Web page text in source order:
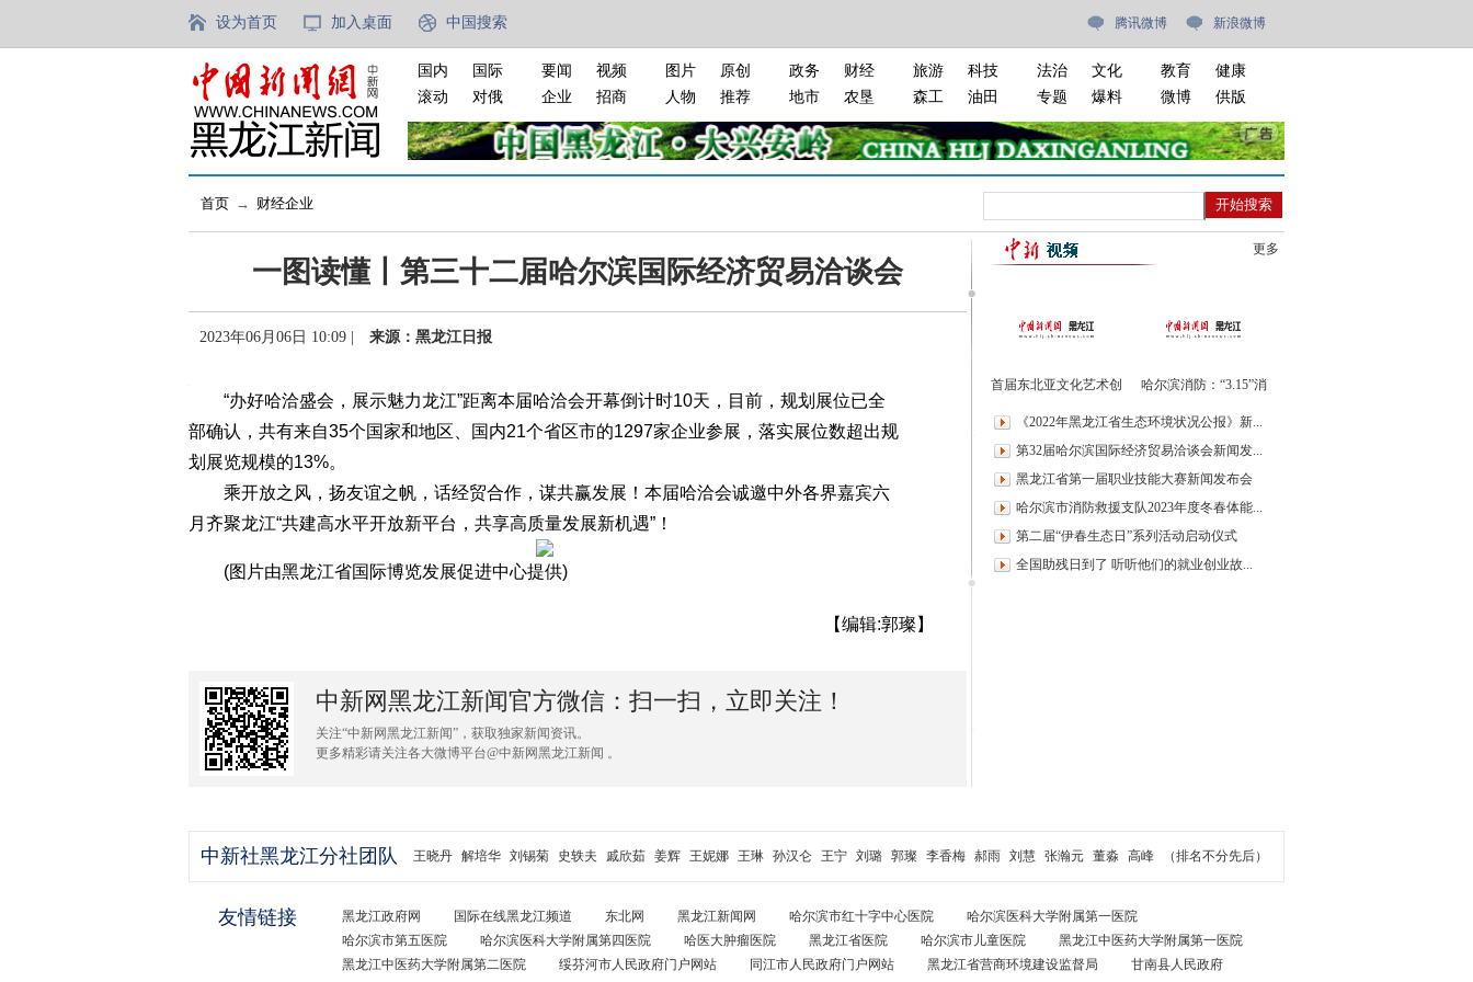
设为首页 加入桌面 中国搜索 腾讯微博 新浪微博
国内
国际
滚动
对俄
要闻
视频
企业
招商
图片
原创
人物
推荐
政务
财经
地市
农垦
旅游
科技
森工
油田
法治
文化
专题
爆料
教育
健康
微博
供版
首页 → 财经企业
一图读懂丨第三十二届哈尔滨国际经济贸易洽谈会
2023年06月06日 10:09 | 来源：黑龙江日报
“办好哈洽盛会，展示魅力龙江”距离本届哈洽会开幕倒计时10天，目前，规划展位已全
部确认，共有来自35个国家和地区、国内21个省区市的1297家企业参展，落实展位数超出规
划展览规模的13%。
乘开放之风，扬友谊之帆，话经贸合作，谋共赢发展！本届哈洽会诚邀中外各界嘉宾六
月齐聚龙江“共建高水平开放新平台，共享高质量发展新机遇”！
(图片由黑龙江省国际博览发展促进中心提供)
【编辑:郭璨】
中新网黑龙江新闻官方微信：扫一扫，立即关注！
关注“中新网黑龙江新闻”，获取独家新闻资讯。
更多精彩请关注各大微博平台@中新网黑龙江新闻 。
更多
首届东北亚文化艺术创
幕
哈尔滨消防：“3.15”消
安全“科普月”活动
《2022年黑龙江省生态环境状况公报》新...
第32届哈尔滨国际经济贸易洽谈会新闻发...
黑龙江省第一届职业技能大赛新闻发布会
哈尔滨市消防救援支队2023年度冬春体能...
第二届“伊春生态日”系列活动启动仪式
全国助残日到了 听听他们的就业创业故...
中新社黑龙江分社团队 王晓丹 解培华 刘锡菊 史轶夫 戚欣茹 姜辉 王妮娜 王琳 孙汉仑 王宁 刘璐 郭璨 李香梅 郝雨 刘慧 张瀚元 董淼 高峰 （排名不分先后）
友情链接 黑龙江政府网 国际在线黑龙江频道 东北网 黑龙江新闻网 哈尔滨市红十字中心医院
哈尔滨医科大学附属第一医院
哈尔滨市第五医院
哈尔滨医科大学附属第四医院 哈医大肿瘤医院 黑龙江省医院 哈尔滨市儿童医院
黑龙江中医药大学附属第一医院
黑龙江中医药大学附属第二医院
绥芬河市人民政府门户网站 同江市人民政府门户网站 黑龙江省营商环境建设监督局
甘南县人民政府